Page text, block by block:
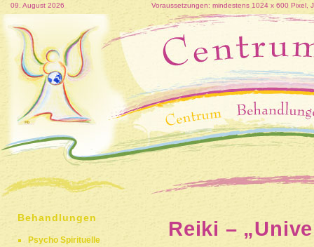
09. August 2026 Voraussetzungen: mindestens 1024 x 600 Pixel,
Behandlungen
Psycho Spirituelle
Reiki –